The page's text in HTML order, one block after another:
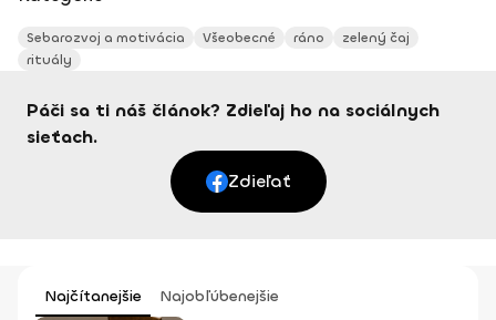
Sebarozvoj a motivácia Všeobecné ráno
zelený čaj
rituály
Páči sa ti náš článok? Zdieľaj ho na sociálnych
sieťach.
Zdieľať
Najčítanejšie Najobľúbenejšie